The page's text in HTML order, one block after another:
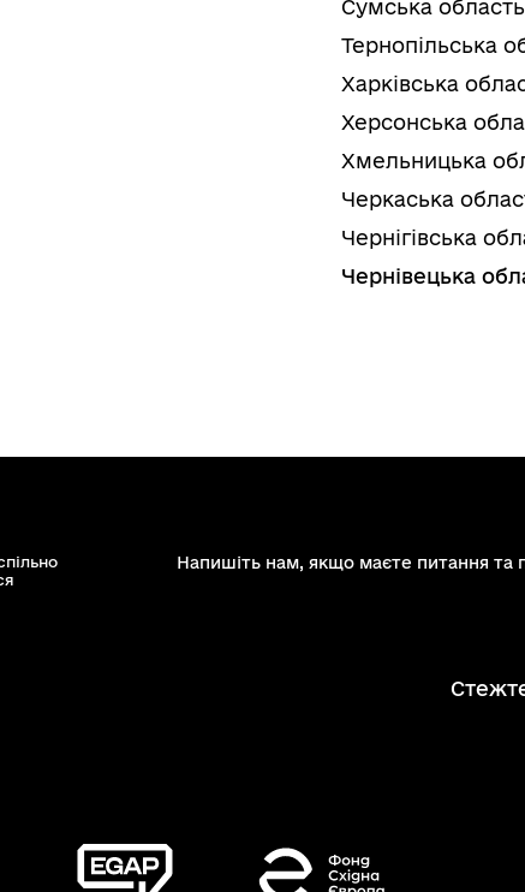
Сумська область
Тернопільська
Харківська
Херсонська
Хмельницька
Черкаська
Чернігівська
Чернівецька
Напишіть нам, якщо маєте питання та